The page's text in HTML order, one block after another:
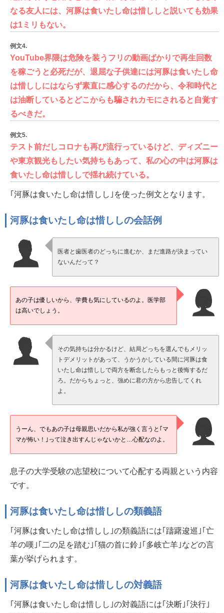
なる友人には、河豚は食いたし命は惜ししと説いても効果
は1ミリもない。
例文4.
YouTube界隈は危険を装うフリの動画ばかりで再生回数
を稼ごうと必死だが、退屈な子供達には河豚は食いたし命
は惜ししにはならず素直に感心するのだから、令和時代と
は油断しているとどこからも騙されカモにされると自覚す
るべきだ。
例文5.
テスト前だしコロナも再び流行っているけど、ディズニー
や東京観光もしたい気持ちもあって、私の心の中は河豚は
食いたし命は惜ししで揺れ続けている。
｢河豚は食いたし命は惜しし｣を使った例文となります。
河豚は食いたし命は惜ししの会話例
医者と歯医者のどっちに進むか、まだ進路が決まってい
ないんだって？
あの子は優しいから、学費も気にしているのよ。医学部
は高いでしょう。
その気持ちは分かるけど、結局どっちを選んでもメリッ
トデメリットがあって、うかうかしている間に河豚は食
いたし命は惜ししで両方を断念したらもっと後悔するだ
ろ。だからちょっと、強めに君の方から忠告してくれ
よ。
うーん、でもあの子は母親思いだから私が強く言うと｢マ
マが怖い！｣って泣き出すんじゃないかと…心配なのよ。
息子の大学受験の志望校について心配する両親という内容
です。
河豚は食いたし命は惜ししの類義語
｢河豚は食いたし命は惜しし｣の類義語には｢躊躇逡巡｣｢亡
羊の嘆｣｢二の足を踏む｣｢猫の首に鈴｣｢多岐亡羊｣などの言
葉が挙げられます。
河豚は食いたし命は惜ししの対義語
｢河豚は食いたし命は惜しし｣の対義語には｢決断｣｢決行｣